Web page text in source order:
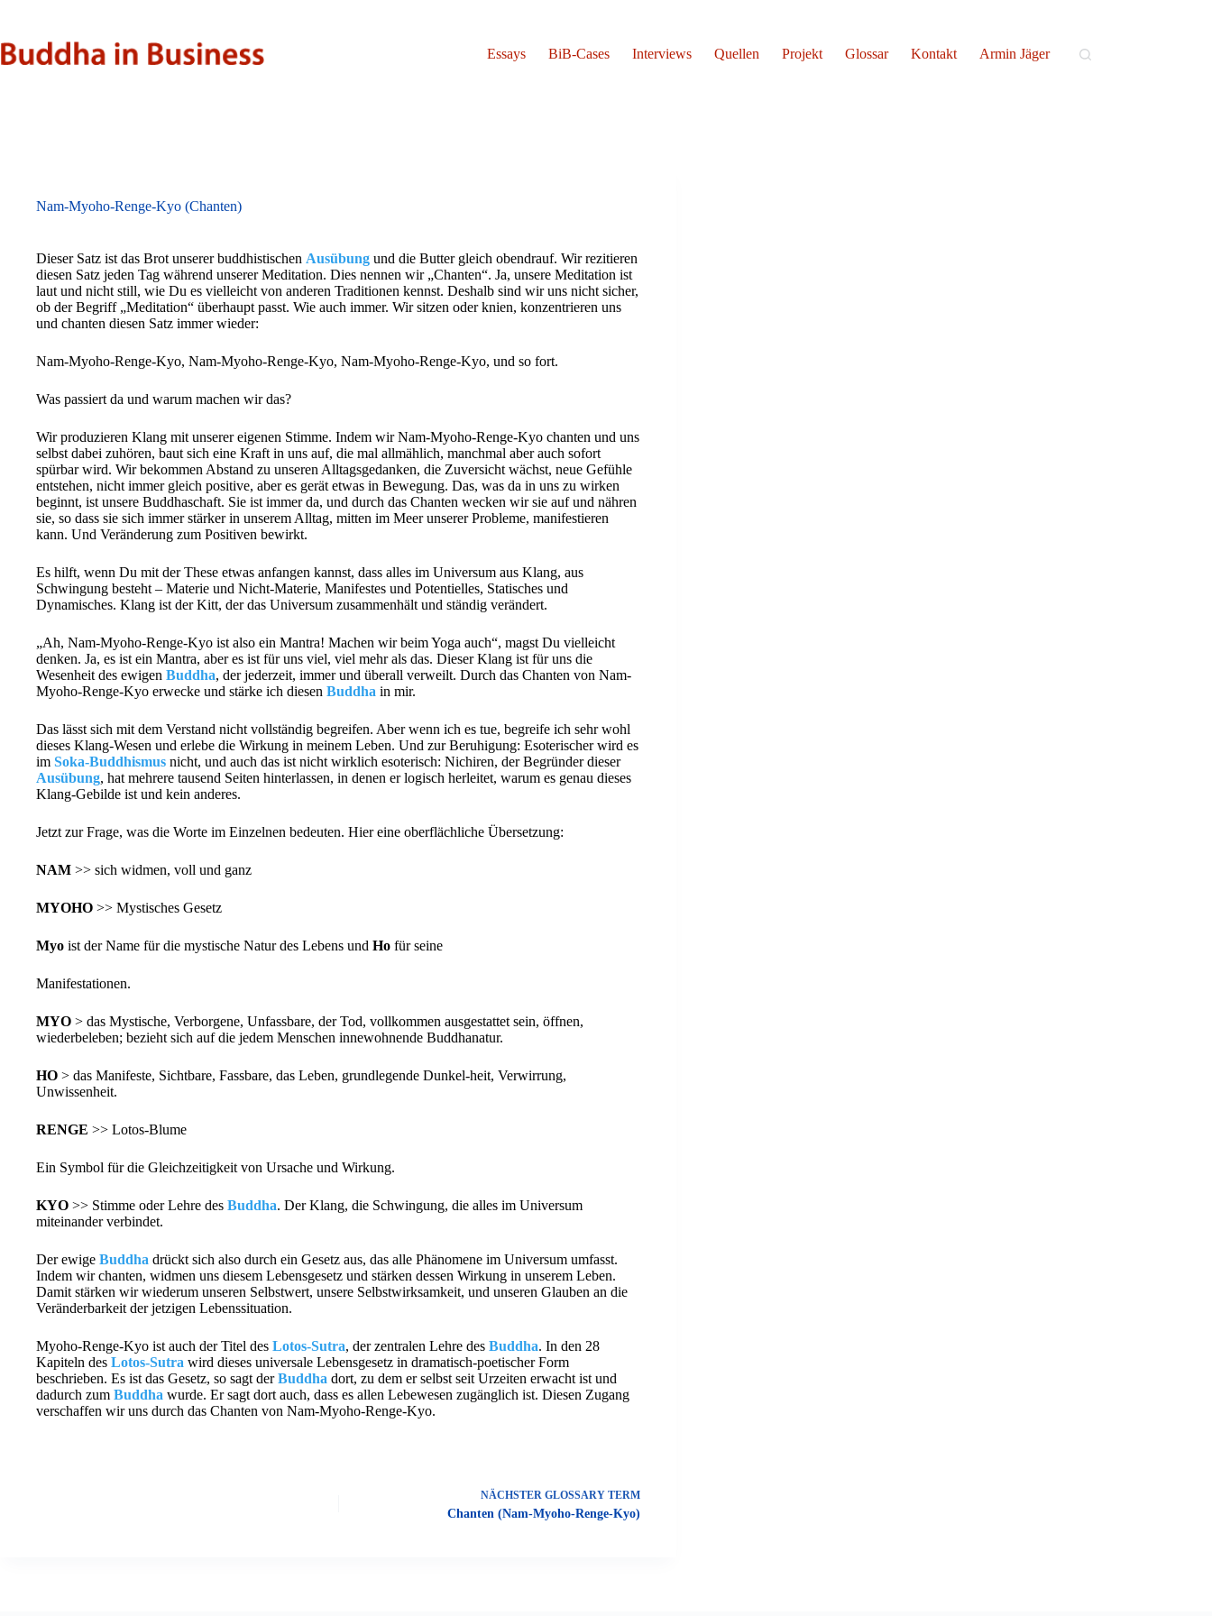
springen
Essays
BiB-Cases Interviews Quellen Projekt Glossar Kontakt Armin Jäger
Nam-Myoho-Renge-Kyo (Chanten)
Dieser Satz ist das Brot unserer buddhistischen Ausübung und die Butter gleich obendrauf. Wir rezitieren
diesen Satz jeden Tag während unserer Meditation. Dies nennen wir „Chanten“. Ja, unsere Meditation ist
laut und nicht still, wie Du es vielleicht von anderen Traditionen kennst. Deshalb sind wir uns nicht sicher,
ob der Begriff „Meditation“ überhaupt passt. Wie auch immer. Wir sitzen oder knien, konzentrieren uns
und chanten diesen Satz immer wieder:
Nam-Myoho-Renge-Kyo, Nam-Myoho-Renge-Kyo, Nam-Myoho-Renge-Kyo, und so fort.
Was passiert da und warum machen wir das?
Wir produzieren Klang mit unserer eigenen Stimme. Indem wir Nam-Myoho-Renge-Kyo chanten und uns
selbst dabei zuhören, baut sich eine Kraft in uns auf, die mal allmählich, manchmal aber auch sofort
spürbar wird. Wir bekommen Abstand zu unseren Alltagsgedanken, die Zuversicht wächst, neue Gefühle
entstehen, nicht immer gleich positive, aber es gerät etwas in Bewegung. Das, was da in uns zu wirken
beginnt, ist unsere Buddhaschaft. Sie ist immer da, und durch das Chanten wecken wir sie auf und nähren
sie, so dass sie sich immer stärker in unserem Alltag, mitten im Meer unserer Probleme, manifestieren
kann. Und Veränderung zum Positiven bewirkt.
Es hilft, wenn Du mit der These etwas anfangen kannst, dass alles im Universum aus Klang, aus
Schwingung besteht – Materie und Nicht-Materie, Manifestes und Potentielles, Statisches und
Dynamisches. Klang ist der Kitt, der das Universum zusammenhält und ständig verändert.
„Ah, Nam-Myoho-Renge-Kyo ist also ein Mantra! Machen wir beim Yoga auch“, magst Du vielleicht
denken. Ja, es ist ein Mantra, aber es ist für uns viel, viel mehr als das. Dieser Klang ist für uns die
Wesenheit des ewigen Buddha, der jederzeit, immer und überall verweilt. Durch das Chanten von Nam-
Myoho-Renge-Kyo erwecke und stärke ich diesen Buddha in mir.
Das lässt sich mit dem Verstand nicht vollständig begreifen. Aber wenn ich es tue, begreife ich sehr wohl
dieses Klang-Wesen und erlebe die Wirkung in meinem Leben. Und zur Beruhigung: Esoterischer wird es
im Soka-Buddhismus nicht, und auch das ist nicht wirklich esoterisch: Nichiren, der Begründer dieser
Ausübung, hat mehrere tausend Seiten hinterlassen, in denen er logisch herleitet, warum es genau dieses
Klang-Gebilde ist und kein anderes.
Jetzt zur Frage, was die Worte im Einzelnen bedeuten. Hier eine oberflächliche Übersetzung:
NAM >> sich widmen, voll und ganz
MYOHO >> Mystisches Gesetz
Myo ist der Name für die mystische Natur des Lebens und Ho für seine
Manifestationen.
MYO > das Mystische, Verborgene, Unfassbare, der Tod, vollkommen ausgestattet sein, öffnen,
wiederbeleben; bezieht sich auf die jedem Menschen innewohnende Buddhanatur.
HO > das Manifeste, Sichtbare, Fassbare, das Leben, grundlegende Dunkel-heit, Verwirrung,
Unwissenheit.
RENGE >> Lotos-Blume
Ein Symbol für die Gleichzeitigkeit von Ursache und Wirkung.
KYO >> Stimme oder Lehre des Buddha. Der Klang, die Schwingung, die alles im Universum
miteinander verbindet.
Der ewige Buddha drückt sich also durch ein Gesetz aus, das alle Phänomene im Universum umfasst.
Indem wir chanten, widmen uns diesem Lebensgesetz und stärken dessen Wirkung in unserem Leben.
Damit stärken wir wiederum unseren Selbstwert, unsere Selbstwirksamkeit, und unseren Glauben an die
Veränderbarkeit der jetzigen Lebenssituation.
Myoho-Renge-Kyo ist auch der Titel des Lotos-Sutra, der zentralen Lehre des Buddha. In den 28
Kapiteln des Lotos-Sutra wird dieses universale Lebensgesetz in dramatisch-poetischer Form
beschrieben. Es ist das Gesetz, so sagt derBuddha dort, zu dem er selbst seit Urzeiten erwacht ist und
dadurch zum Buddha wurde. Er sagt dort auch, dass es allen Lebewesen zugänglich ist. Diesen Zugang
verschaffen wir uns durch das Chanten von Nam-Myoho-Renge-Kyo.
NÄCHSTER GLOSSARY TERM
Chanten (Nam-Myoho-Renge-Kyo)